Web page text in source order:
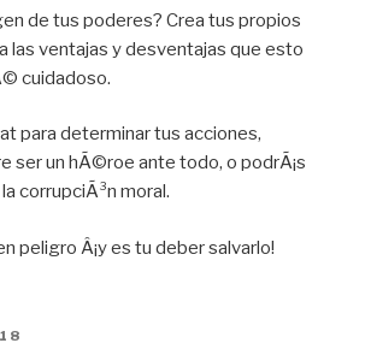
de tus poderes? Crea tus propios
las ventajas y desventajas que esto
cuidadoso.
para determinar tus acciones,
ser un hÃ©roe ante todo, o podrÃ¡s
corrupciÃ³n moral.
peligro Â¡y es tu deber salvarlo!